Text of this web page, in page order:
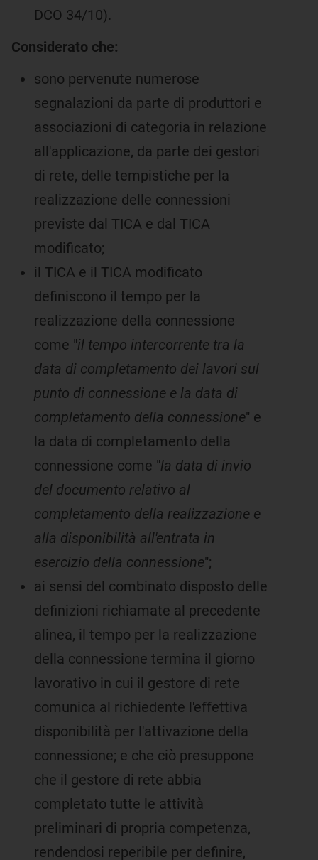
DCO 34/10).
Considerato che:
sono pervenute numerose
segnalazioni da parte di produttori e
associazioni di categoria in relazione
all'applicazione, da parte dei gestori
di rete, delle tempistiche per la
realizzazione delle connessioni
previste dal TICA e dal TICA
modificato;
il TICA e il TICA modificato
definiscono il tempo per la
realizzazione della connessione
come "il tempo intercorrente tra la
data di completamento dei lavori sul
punto di connessione e la data di
completamento della connessione" e
la data di completamento della
connessione come "la data di invio
del documento relativo al
completamento della realizzazione e
alla disponibilità all'entrata in
esercizio della connessione";
ai sensi del combinato disposto delle
definizioni richiamate al precedente
alinea, il tempo per la realizzazione
della connessione termina il giorno
lavorativo in cui il gestore di rete
comunica al richiedente l'effettiva
disponibilità per l'attivazione della
connessione; e che ciò presuppone
che il gestore di rete abbia
completato tutte le attività
preliminari di propria competenza,
rendendosi reperibile per definire,